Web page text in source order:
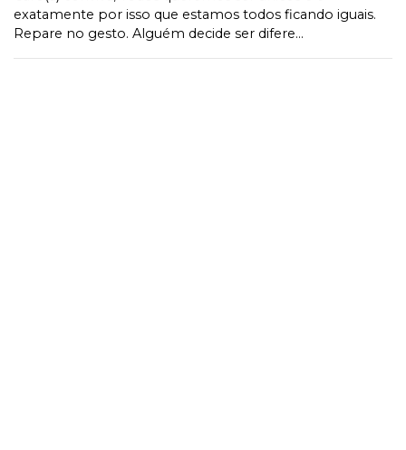
exatamente por isso que estamos todos ficando iguais.
Repare no gesto. Alguém decide ser difere...